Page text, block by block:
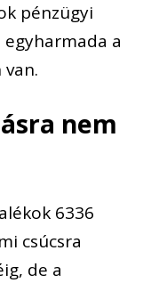
pénzügyi
a
nem
6336
csúcsra
de a